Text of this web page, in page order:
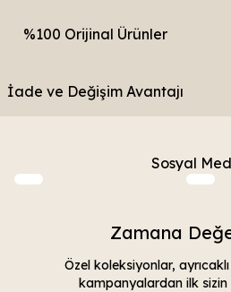
%100 Orijinal Ürünler
İade ve Değişim Avantajı
Sosyal
Zamana
Özel koleksiyonlar,
kampanyalardan ilk sizin